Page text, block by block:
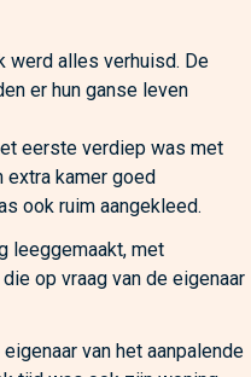
werd alles verhuisd. De
er hun ganse leven
eerste verdiep was met
extra kamer goed
ook ruim aangekleed.
leeggemaakt, met
op vraag van de eigenaar
van het aanpalende